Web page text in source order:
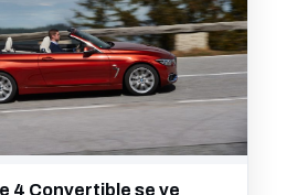
4 Convertible se ve